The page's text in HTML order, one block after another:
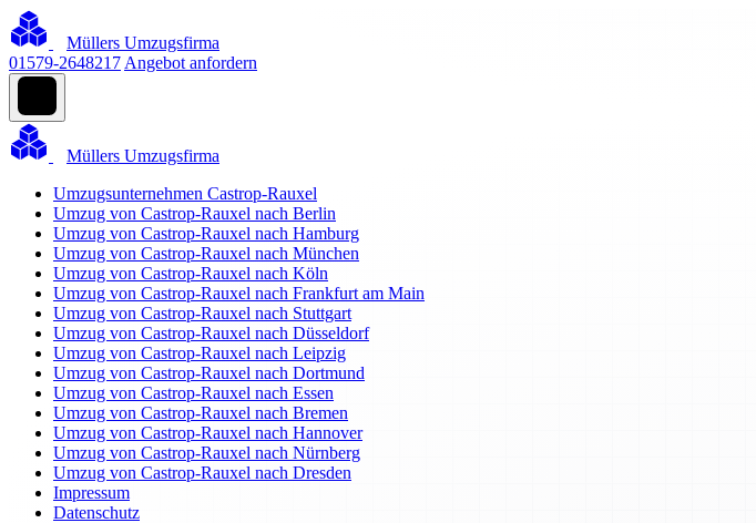
Müllers Umzugsfirma
01579-2648217 Angebot anfordern
Müllers Umzugsfirma
Umzugsunternehmen Castrop-Rauxel
Umzug von Castrop-Rauxel nach Berlin
Umzug von Castrop-Rauxel nach Hamburg
Umzug von Castrop-Rauxel nach München
Umzug von Castrop-Rauxel nach Köln
Umzug von Castrop-Rauxel nach Frankfurt am Main
Umzug von Castrop-Rauxel nach Stuttgart
Umzug von Castrop-Rauxel nach Düsseldorf
Umzug von Castrop-Rauxel nach Leipzig
Umzug von Castrop-Rauxel nach Dortmund
Umzug von Castrop-Rauxel nach Essen
Umzug von Castrop-Rauxel nach Bremen
Umzug von Castrop-Rauxel nach Hannover
Umzug von Castrop-Rauxel nach Nürnberg
Umzug von Castrop-Rauxel nach Dresden
Impressum
Datenschutz